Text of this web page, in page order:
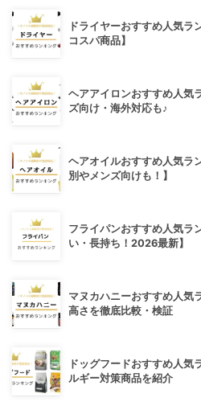
ドライヤーおすすめ人気ラ
コスパ商品】
ヘアアイロンおすすめ人気
ズ向け・海外対応も♪
ヘアオイルおすすめ人気ラ
別やメンズ向けも！】
フライパンおすすめ人気ラ
い・長持ち！2026最新】
マヌカハニーおすすめ人気
高さを徹底比較・検証
ドッグフードおすすめ人気
ルギー対策商品を紹介